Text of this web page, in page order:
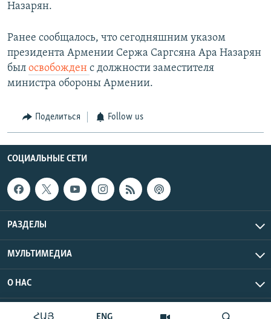
Назарян.
Ранее сообщалось, что сегодняшним указом
президента Армении Сержа Саргсяна Ара Назарян
был освобожден с должности заместителя
министра обороны Армении.
Поделиться Follow us
СОЦИАЛЬНЫЕ СЕТИ
РАЗДЕЛЫ
МУЛЬТИМЕДИА
О НАС
Радио Азатутюн © 2026 RFE/RL, Inc. Все права защищены.